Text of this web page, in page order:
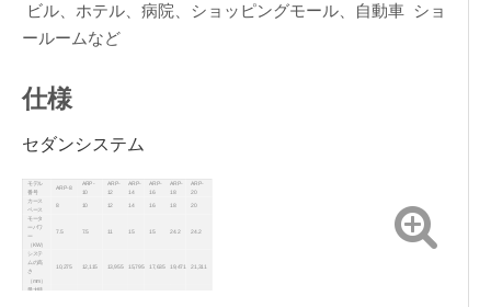
ビル、ホテル、病院、ショッピングモール、自動車 ショ
ールームなど
仕様
セダンシステム
モデル
番号
ARP-8
ARP-
10
ARP-
12
ARP-
14
ARP-
16
ARP-
18
ARP-
20
カース
ペース
8 10 12 14 16 18 20
モータ
ーパワ
ー
（KW）
7.5 7.5 15 15 24.2 24.2
システ
ムの高
さ
（mm）
10,275 12,115 13,955 15,795 17,635 19,471 21,311
最大時